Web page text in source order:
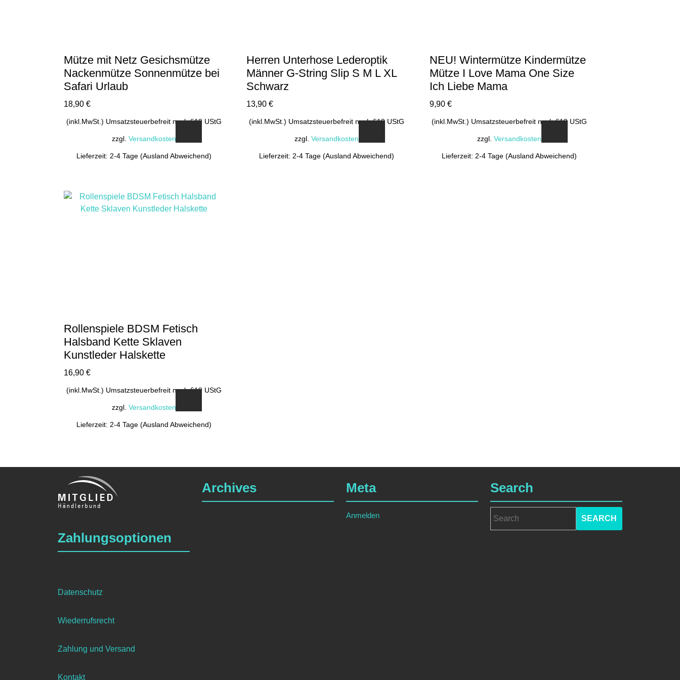
Mütze mit Netz Gesichsmütze
Nackenmütze Sonnenmütze bei
Safari Urlaub
18,90 €
(inkl.MwSt.) Umsatzsteuerbefreit nach §19 UStG
zzgl. Versandkosten
Lieferzeit: 2-4 Tage (Ausland Abweichend)
Herren Unterhose Lederoptik
Männer G-String Slip S M L XL
Schwarz
13,90€
(inkl.MwSt.) Umsatzsteuerbefreit nach §19 UStG
zzgl. Versandkosten
Lieferzeit: 2-4 Tage (Ausland Abweichend)
NEU! Wintermütze Kindermütze
Mütze I Love Mama One Size
Ich Liebe Mama
9,90 €
(inkl.MwSt.) Umsatzsteuerbefreit nach §19 UStG
zzgl.Versandkosten
Lieferzeit: 2-4 Tage (Ausland Abweichend)
Rollenspiele BDSM Fetisch
Halsband Kette Sklaven
Kunstleder Halskette
16,90 €
(inkl.MwSt.) Umsatzsteuerbefreit nach §19 UStG
zzgl. Versandkosten
Lieferzeit: 2-4 Tage (Ausland Abweichend)
Zahlungsoptionen
Datenschutz
Wiederrufsrecht
Zahlung und Versand
Kontakt
Archives Meta
Anmelden
Search